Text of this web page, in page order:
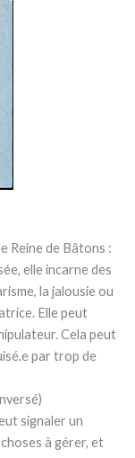
Reine de Bâtons :
elle incarne des
la jalousie ou
Elle peut
Cela peut
par trop de
signaler un
à gérer, et